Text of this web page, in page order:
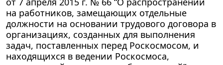
на работников, замещающих отдельные
должности на основании трудового договора в
организациях, созданных для выполнения
задач, поставленных перед Роскосмосом, и
находящихся в ведении Роскосмоса,